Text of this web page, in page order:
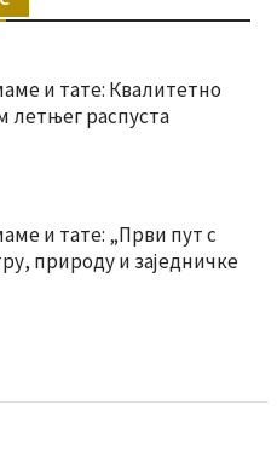
и тате: Квалитетно
летњег распуста
и тате: „Први пут с
природу и заједничке